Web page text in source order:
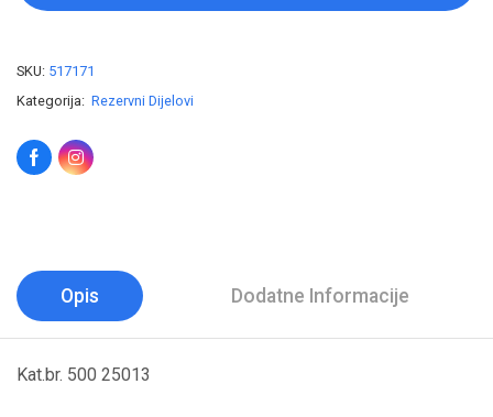
SKU: 517171
Kategorija: Rezervni Dijelovi
Opis Dodatne Informacije
Kat.br. 500 25013